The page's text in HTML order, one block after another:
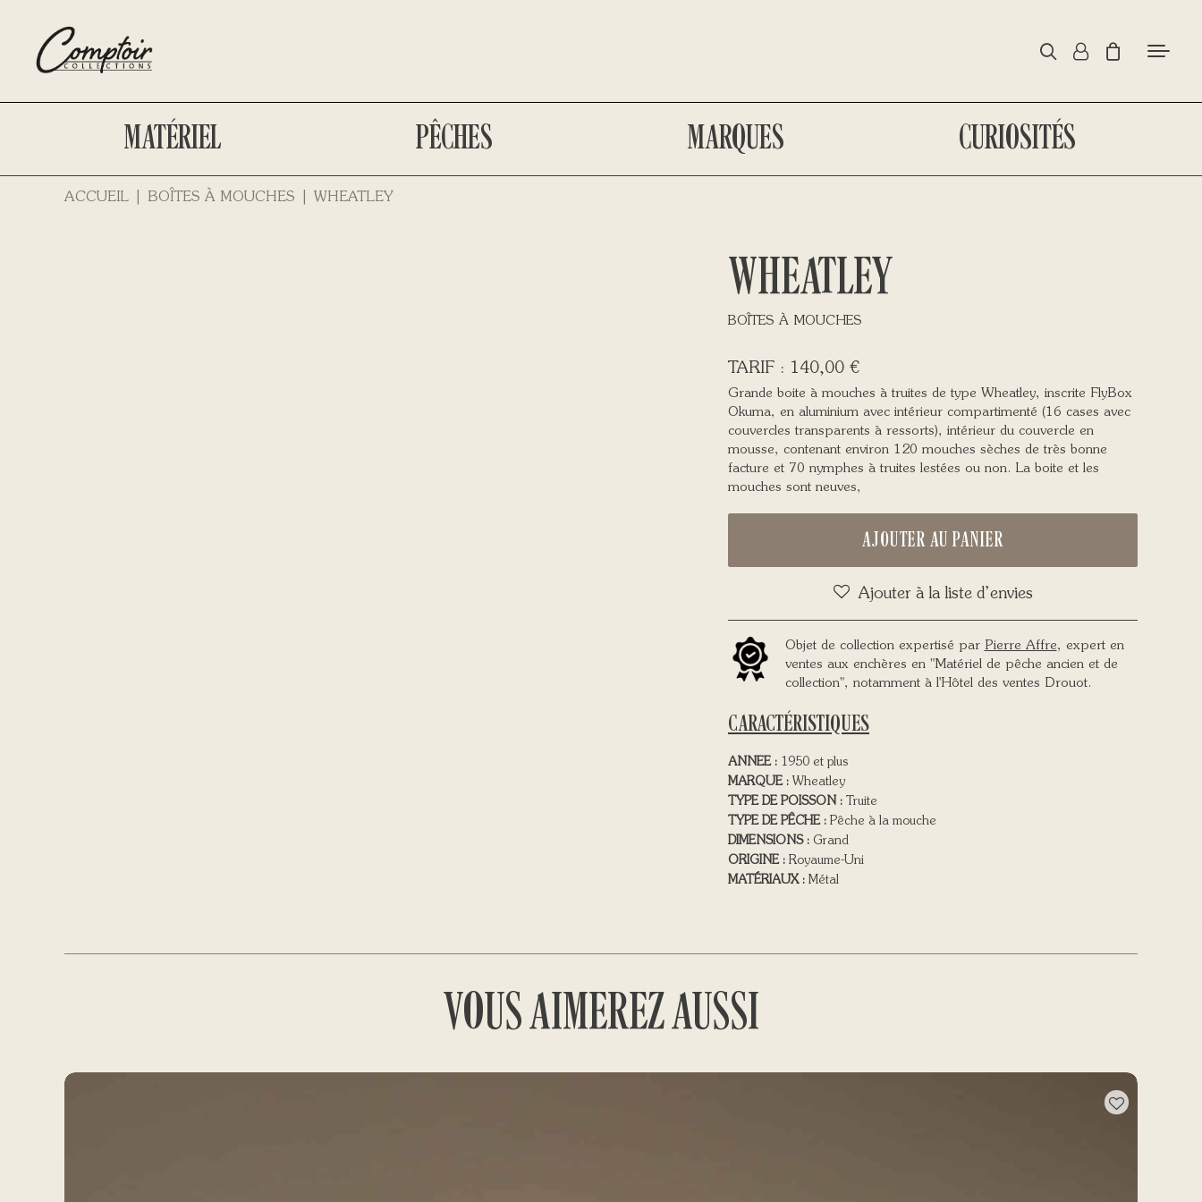
MATÉRIEL PÊCHES MARQUES CURIOSITÉS
ACCUEIL BOÎTES À MOUCHES WHEATLEY
WHEATLEY
BOÎTES À MOUCHES
140,00 €
Grande boite à mouches à truites de type Wheatley, inscrite FlyBox
Okuma, en aluminium avec intérieur compartimenté (16 cases avec
couvercles transparents à ressorts), intérieur du couvercle en
mousse, contenant environ 120 mouches sèches de très bonne
facture et 70 nymphes à truites lestées ou non. La boite et les
mouches sont neuves,
AJOUTER AU PANIER
Ajouter à la liste d’envies
Objet de collection expertisé par Pierre Affre, expert en
ventes aux enchères en "Matériel de pêche ancien et de
collection", notamment à l'Hôtel des ventes Drouot.
CARACTÉRISTIQUES
ANNEE : 1950 et plus
MARQUE : Wheatley
TYPE DE POISSON : Truite
TYPE DE PÊCHE : Pêche à la mouche
DIMENSIONS : Grand
ORIGINE : Royaume-Uni
MATÉRIAUX : Métal
VOUS AIMEREZ AUSSI